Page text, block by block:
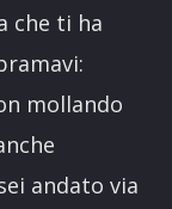
che ti ha
mollando
andato via